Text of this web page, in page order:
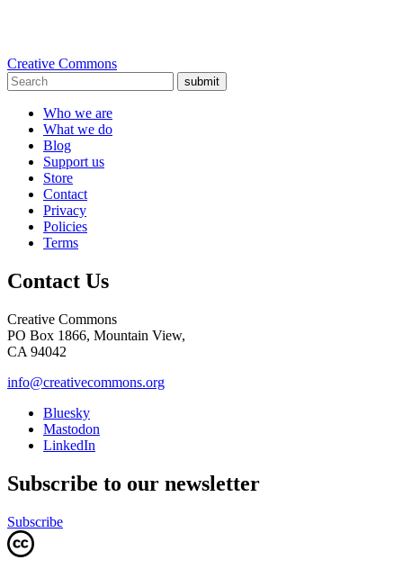
Creative Commons
submit
Who we are
What we do
Blog
Support us
Store
Contact
Privacy
Policies
Terms
Contact Us
Creative Commons
PO Box 1866, Mountain View,
CA 94042
info@creativecommons.org
Bluesky
Mastodon
LinkedIn
Subscribe to our newsletter
Subscribe